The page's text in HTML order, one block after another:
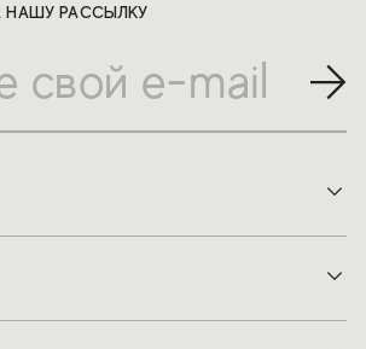
РАССЫЛКУ